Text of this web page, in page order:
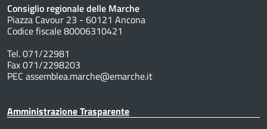
Consiglio regionale delle Marche
Piazza Cavour 23 - 60121 Ancona
Codice fiscale 80006310421
Tel. 071/22981
Fax 071/2298203
PEC assemblea.marche@emarche.it
Amministrazione Trasparente